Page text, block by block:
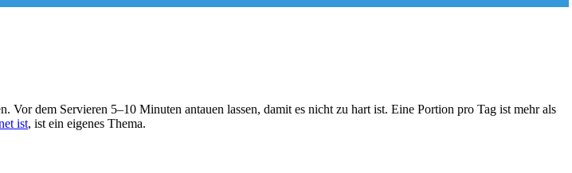
dem Servieren 5–10 Minuten antauen lassen, damit es nicht zu hart ist. Eine Portion pro Tag ist mehr als
ist, ist ein eigenes Thema.